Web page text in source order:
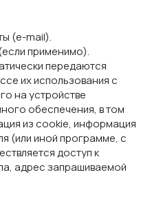
(e-mail).
применимо).
передаются
их использования с
на устройстве
обеспечения, в том
из cookie, информация
(или иной программе, с
доступ к
адрес запрашиваемой